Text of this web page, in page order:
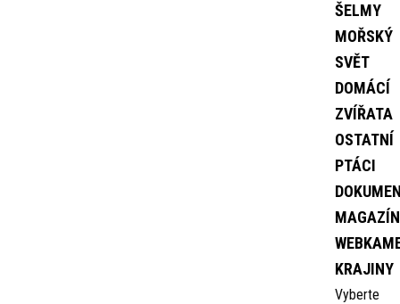
ŠELMY
MOŘSKÝ
SVĚT
DOMÁCÍ
ZVÍŘATA
OSTATNÍ
PTÁCI
MAGAZÍN
KRAJINY
Vyberte